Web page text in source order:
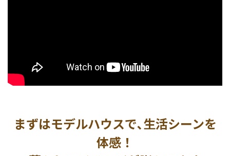
まずはモデルハウスで､生活シーンを
体感！